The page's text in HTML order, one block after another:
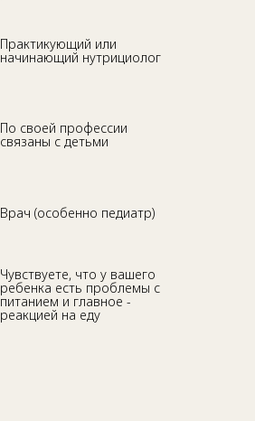
Врач (особенно педиатр)
Практикующий или
начинающий нутрициолог
Чувствуете, что у вашего
ребенка есть проблемы с
питанием и главное -
реакцией на еду
По своей профессии
связаны с детьми